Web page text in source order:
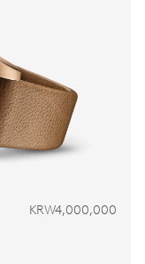
KRW4,000,000